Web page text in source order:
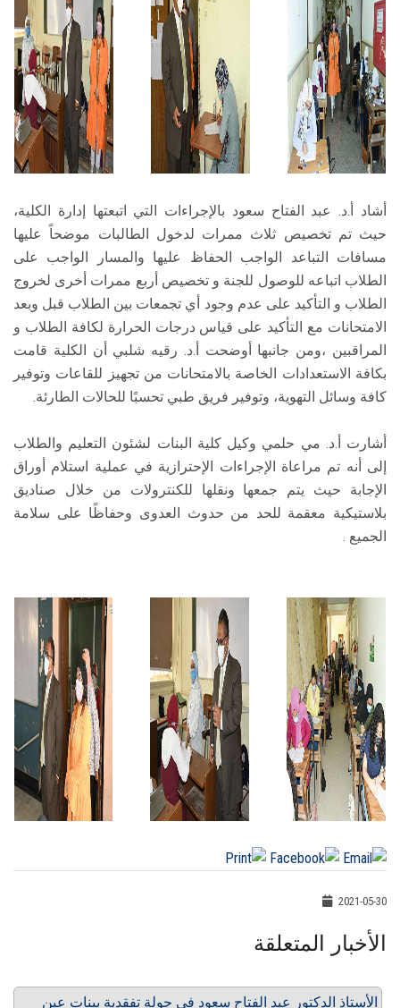
أشاد أ.د. عبد الفتاح سعود بالإجراءات التي اتبعتها إدارة الكلية،
حيث تم تخصيص ثلاث ممرات لدخول الطالبات موضحاً عليها
مسافات التباعد الواجب الحفاظ عليها والمسار الواجب على
الطلاب اتباعه للوصول للجنة و تخصيص أربع ممرات أخرى لخروج
الطلاب و التأكيد على عدم وجود أي تجمعات بين الطلاب قبل وبعد
الامتحانات مع التأكيد على قياس درجات الحرارة لكافة الطلاب و
المراقبين ،ومن جانبها أوضحت أ.د. رقيه شلبي أن الكلية قامت
بكافة الاستعدادات الخاصة بالامتحانات من تجهيز للقاعات وتوفير
كافة وسائل التهوية، وتوفير فريق طبي تحسبًا للحالات الطارئة.
أشارت أ.د. مي حلمي وكيل كلية البنات لشئون التعليم والطلاب
إلى أنه تم مراعاة الإجراءات الإحترازية في عملية استلام أوراق
الإجابة حيث يتم جمعها ونقلها للكنترولات من خلال صناديق
بلاستيكية معقمة للحد من حدوث العدوى وحفاظًا على سلامة
الجميع .
2021-05-30
الأخبار المتعلقة
الأستاذ الدكتور عبد الفتاح سعود في جولة تفقدية ببنات عين